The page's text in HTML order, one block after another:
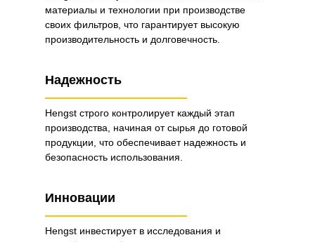
Надежность
материалы и технологии при производстве
своих фильтров, что гарантирует высокую
производительность и долговечность.
Инновации
Hengst строго контролирует каждый этап
производства, начиная от сырья до готовой
продукции, что обеспечивает надежность и
безопасность использования.
Hengst инвестирует в исследования и